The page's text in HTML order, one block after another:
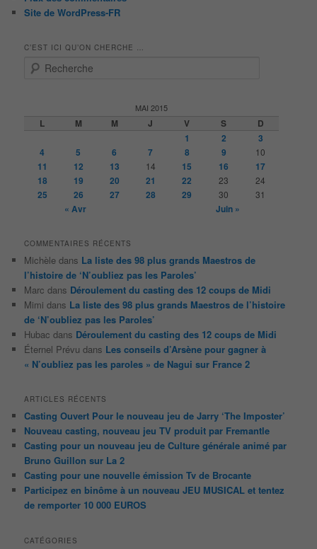
Site de WordPress-FR
C’EST ICI QU’ON CHERCHE …
MAI 2015
L M M J V S
D
1
2
3
4
5 6 7 8 9 10
11 12 13 14 15 16
17
18
19 20 21 22 23 24
25 26 27 28 29 30 31
« Avr Juin »
COMMENTAIRES RÉCENTS
Michèle dans La liste des 98 plus grands Maestros de
l’histoire de ‘N’oubliez pas les Paroles’
Marc dans Déroulement du casting des 12 coups de Midi
Mimi dans La liste des 98 plus grands Maestros de l’histoire
de ‘N’oubliez pas les Paroles’
Hubac dans Déroulement du casting des 12 coups de Midi
Éternel Prévu dans Les conseils d’Arsène pour gagner à
« N’oubliez pas les paroles » de Nagui sur France 2
ARTICLES RÉCENTS
Casting Ouvert Pour le nouveau jeu de Jarry ‘The Imposter’
Nouveau casting, nouveau jeu TV produit par Fremantle
Casting pour un nouveau jeu de Culture générale animé par
Bruno Guillon sur La 2
Casting pour une nouvelle émission Tv de Brocante
Participez en binôme à un nouveau JEU MUSICAL et tentez
de remporter 10 000 EUROS
CATÉGORIES